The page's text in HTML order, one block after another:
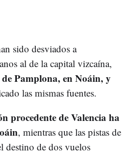
sido desviados a
al de la capital vizcaína,
de Pamplona, en Noáin, y
las mismas fuentes.
procedente de Valencia ha
, mientras que las pistas de
destino de dos vuelos